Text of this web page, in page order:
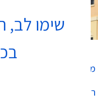
שימו
מחלקת כשרות
רשימת עסקים כשרים